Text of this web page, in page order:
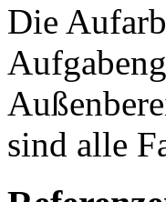
Die
sind alle